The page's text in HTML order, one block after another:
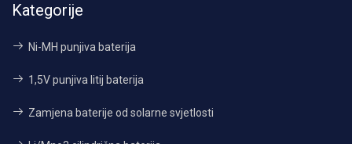
Kategorije
Ni-MH punjiva baterija
1,5V punjiva litij baterija
Zamjena baterije od solarne svjetlosti